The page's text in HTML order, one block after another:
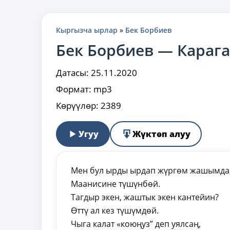
Кыргызча ырлар » Бек Борбиев
Бек Борбиев —
Датасы: 25.11.2020
Формат: mp3
Көрүүлөр: 2389
Угуу Жүктөп алуу
Мен бул ырды ырдап жүргөм
Маанисине түшүнбөй.
Тагдыр экен, жаштык экен кантейин?
Өттү ал кез түшүмдөй.
Чыга калат «коюңуз” деп уялсаң,